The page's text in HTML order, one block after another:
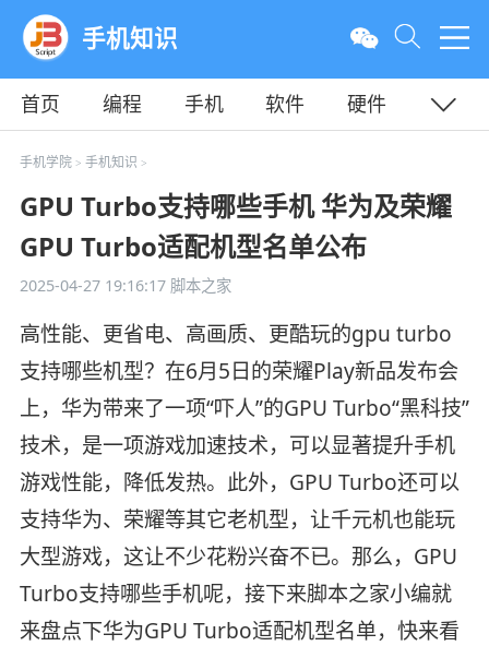
手机知识
首页 编程 手机 软件
硬件
教程
平面
手机学院> 手机知识 >
GPU Turbo支持哪些手机 华为及荣耀
GPU Turbo适配机型名单公布
2025-04-27 19:16:17脚本之家
高性能、更省电、高画质、更酷玩的gpu turbo
支持哪些机型？在6月5日的荣耀Play新品发布会
上，华为带来了一项“吓人”的GPU Turbo“黑科技”
技术，是一项游戏加速技术，可以显著提升手机
游戏性能，降低发热。此外，GPU Turbo还可以
支持华为、荣耀等其它老机型，让千元机也能玩
大型游戏，这让不少花粉兴奋不已。那么，GPU
Turbo支持哪些手机呢，接下来脚本之家小编就
来盘点下华为GPU Turbo适配机型名单，快来看